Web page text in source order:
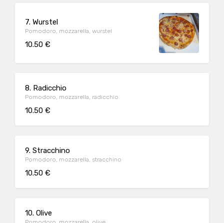
7. Wurstel
Pomodoro, mozzarella, wurstel
10.50 €
8. Radicchio
Pomodoro, mozzarella, radicchio
10.50 €
9. Stracchino
Pomodoro, mozzarella, stracchino
10.50 €
10. Olive